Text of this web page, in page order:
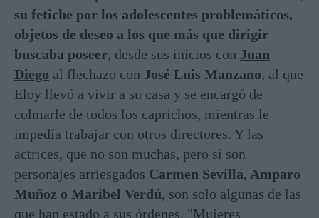
su fetiche por los adolescentes problemáticos,
objetos de deseo a los que más que dirigir
buscaba poseer, desde sus inicios con Juan
Diego al flechazo con José Luis Manzano, al que
Eloy llevó a vivir a su casa y se encargó de
colmarle de todos los caprichos, mientras le
impedía trabajar con otros directores. Y las
actrices, que no son muchas, pero sí son
personajes arriesgados Carmen Sevilla, Amparo
Muñoz o Maribel Verdú, son solo algunas de las
que han estado a sus órdenes. "Mujeres